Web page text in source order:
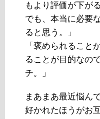
もより評価が下がる
でも、本当に必要
ると思う。」
「褒められること
ることが目的なの
チ。」
まあまあ最近悩ん
好かれたほうがお